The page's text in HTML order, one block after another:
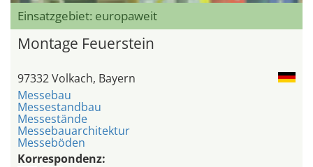
Einsatzgebiet: europaweit
Montage Feuerstein
97332 Volkach, Bayern
Messebau
Messestandbau
Messestände
Messebauarchitektur
Messeböden
Korrespondenz: